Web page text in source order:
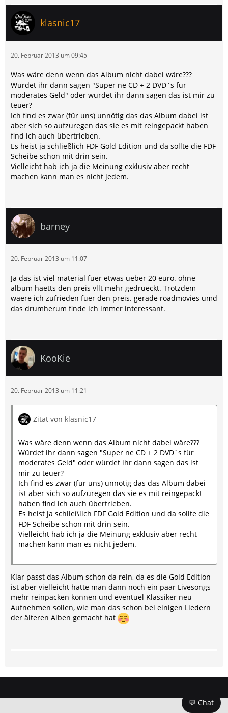
klasnic17
20. Februar 2013 um 09:45
Was wäre denn wenn das Album nicht dabei wäre???
Würdet ihr dann sagen "Super ne CD + 2 DVD`s für
moderates Geld" oder würdet ihr dann sagen das ist mir zu
teuer?
Ich find es zwar (für uns) unnötig das das Album dabei ist
aber sich so aufzuregen das sie es mit reingepackt haben
find ich auch übertrieben.
Es heist ja schließlich FDF Gold Edition und da sollte die FDF
Scheibe schon mit drin sein.
Vielleicht hab ich ja die Meinung exklusiv aber recht
machen kann man es nicht jedem.
barney
20. Februar 2013 um 11:07
Ja das ist viel material fuer etwas ueber 20 euro. ohne
album haetts den preis vllt mehr gedrueckt. Trotzdem
waere ich zufrieden fuer den preis. gerade roadmovies umd
das drumherum finde ich immer interessant.
KooKie
20. Februar 2013 um 11:21
Zitat von klasnic17
Was wäre denn wenn das Album nicht dabei wäre???
Würdet ihr dann sagen "Super ne CD + 2 DVD`s für
moderates Geld" oder würdet ihr dann sagen das ist
mir zu teuer?
Ich find es zwar (für uns) unnötig das das Album dabei
ist aber sich so aufzuregen das sie es mit reingepackt
haben find ich auch übertrieben.
Es heist ja schließlich FDF Gold Edition und da sollte die
FDF Scheibe schon mit drin sein.
Vielleicht hab ich ja die Meinung exklusiv aber recht
machen kann man es nicht jedem.
Klar passt das Album schon da rein, da es die Gold Edition
ist aber vielleicht hätte man dann noch ein paar Livesongs
mehr reinpacken können und eventuel Klassiker neu
Aufnehmen sollen, wie man das schon bei einigen Liedern
der älteren Alben gemacht hat
💬 Chat